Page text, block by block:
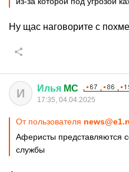
Ну щас наговорите с
И Илья MC
17:35, 04.04.2025
От пользователя
Аферисты представляются
службы